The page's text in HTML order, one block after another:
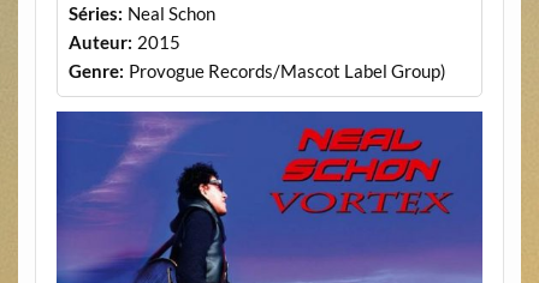
Séries: Neal Schon
Auteur: 2015
Genre: Provogue Records/Mascot Label Group)